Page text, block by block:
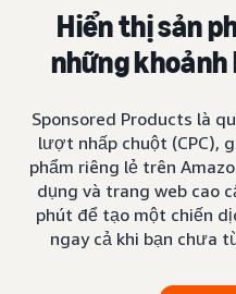
Hiển thị sản
những
Sponsored Products là
lượt nhấp chuột (CPC),
phẩm riêng lẻ trên
dụng và trang web cao
phút để tạo một chiến
ngay cả khi bạn chưa